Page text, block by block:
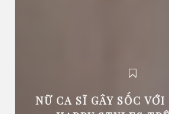
NỮ CA SĨ GÂY SỐC